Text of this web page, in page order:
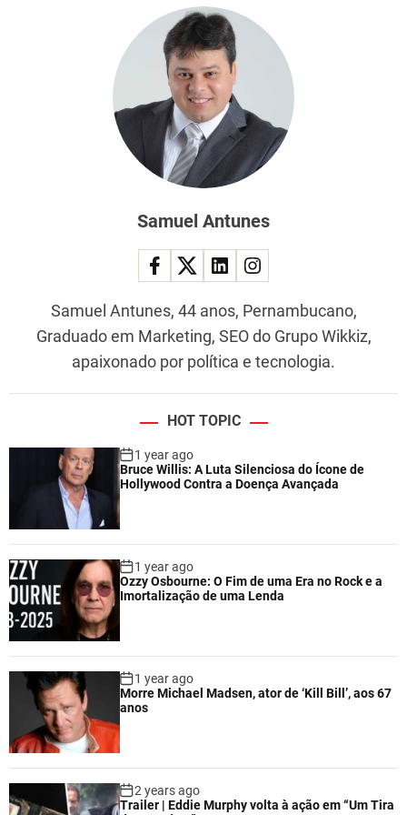
Samuel Antunes
Samuel Antunes, 44 anos, Pernambucano,
Graduado em Marketing, SEO do Grupo Wikkiz,
apaixonado por política e tecnologia.
HOT TOPIC
1 year ago
Bruce Willis: A Luta Silenciosa do Ícone de
Hollywood Contra a Doença Avançada
1 year ago
Ozzy Osbourne: O Fim de uma Era no Rock e a
Imortalização de uma Lenda
1 year ago
Morre Michael Madsen, ator de ‘Kill Bill’, aos 67
anos
2 years ago
Trailer | Eddie Murphy volta à ação em “Um Tira